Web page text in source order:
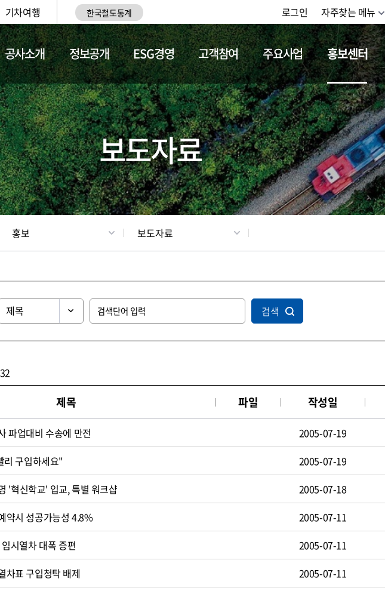
기차여행 한국철도통계 로그인 자주찾는 메뉴
공사소개 정보공개 ESG경영 고객참여 주요사업 홍보센터
사업 갤러리 기차소개 철도체험
보도자료
홍보 보도자료
검색
제목 파일 작성일
파업대비 수송에 만전 2005-07-19
리 구입하세요" 2005-07-19
'혁신학교' 입교, 특별 워크샵 2005-07-18
약시 성공가능성 4.8% 2005-07-11
시열차 대폭 증편 2005-07-11
차표 구입청탁 배제 2005-07-11